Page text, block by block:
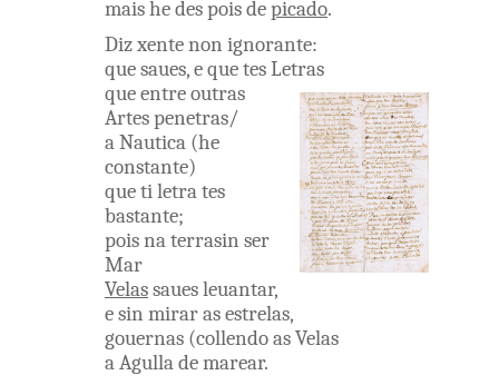
maishedes poisdepicado.
Dizxentenon ignorante:
quesaues,equetesLetras
queentreoutras
Artespenetras/
aNautica (he
constante)
quetiletrates
bastante;
poisnaterrasin ser
Mar
Velassauesleuantar,
esin mirarasestrelas,
gouernas (collendoasVelas
aAgullademarear.